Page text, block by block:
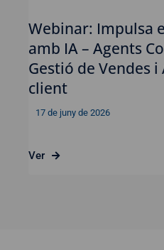
Webinar: Impulsa
amb IA – Agents
Gestió de Vendes
client
17 de juny de 2026
Ver